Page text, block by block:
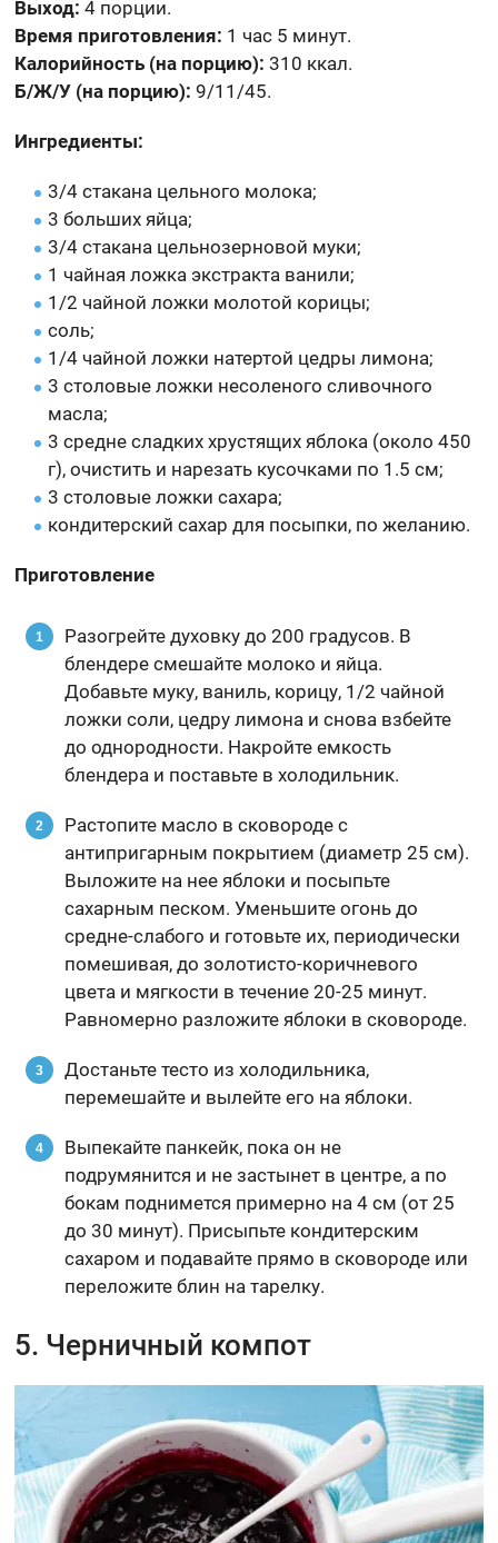
Выход: 4 порции.
Время приготовления: 1 час 5 минут.
Калорийность (на порцию): 310 ккал.
Б/Ж/У (на порцию): 9/11/45.
Ингредиенты:
3/4 стакана цельного молока;
3 больших яйца;
3/4 стакана цельнозерновой муки;
1 чайная ложка экстракта ванили;
1/2 чайной ложки молотой корицы;
соль;
1/4 чайной ложки натертой цедры лимона;
3 столовые ложки несоленого сливочного
масла;
3 средне сладких хрустящих яблока (около 450
г), очистить и нарезать кусочками по 1.5 см;
3 столовые ложки сахара;
кондитерский сахар для посыпки, по желанию.
Приготовление
Разогрейте духовку до 200 градусов. В
блендере смешайте молоко и яйца.
Добавьте муку, ваниль, корицу, 1/2 чайной
ложки соли, цедру лимона и снова взбейте
до однородности. Накройте емкость
блендера и поставьте в холодильник.
Растопите масло в сковороде с
антипригарным покрытием (диаметр 25 см).
Выложите на нее яблоки и посыпьте
сахарным песком. Уменьшите огонь до
средне-слабого и готовьте их, периодически
помешивая, до золотисто-коричневого
цвета и мягкости в течение 20-25 минут.
Равномерно разложите яблоки в сковороде.
Достаньте тесто из холодильника,
перемешайте и вылейте его на яблоки.
Выпекайте панкейк, пока он не
подрумянится и не застынет в центре, а по
бокам поднимется примерно на 4 см (от 25
до 30 минут). Присыпьте кондитерским
сахаром и подавайте прямо в сковороде или
переложите блин на тарелку.
5. Черничный компот